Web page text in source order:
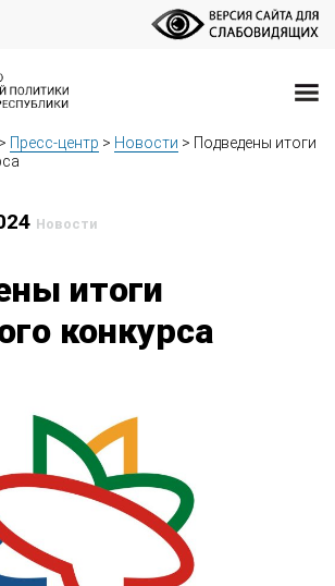
> Пресс-центр > Новости > Подведены итоги
Новости
итоги
конкурса